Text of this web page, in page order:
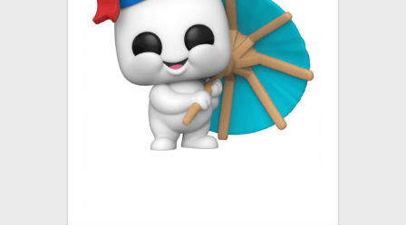
TCG & BOARDGAME HUB
VÝKUP HER (BAZAR)